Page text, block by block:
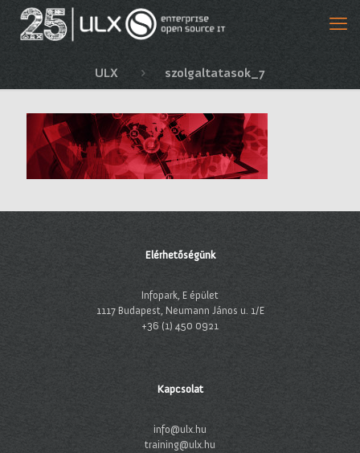
ULX szolgaltatasok_7
Elérhetőségünk
Infopark, E épület
1117 Budapest, Neumann János u. 1/E
+36 (1) 450 0921
Kapcsolat
info@ulx.hu
training@ulx.hu